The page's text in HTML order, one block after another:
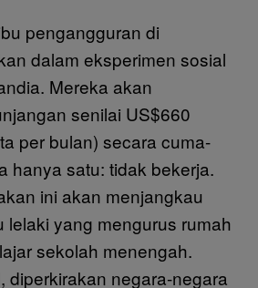
pengangguran di
dalam eksperimen sosial
Mereka akan
senilai US$660
per bulan) secara cuma-
hanya satu: tidak bekerja.
ini akan menjangkau
lelaki yang mengurus rumah
sekolah menengah.
diperkirakan negara-negara